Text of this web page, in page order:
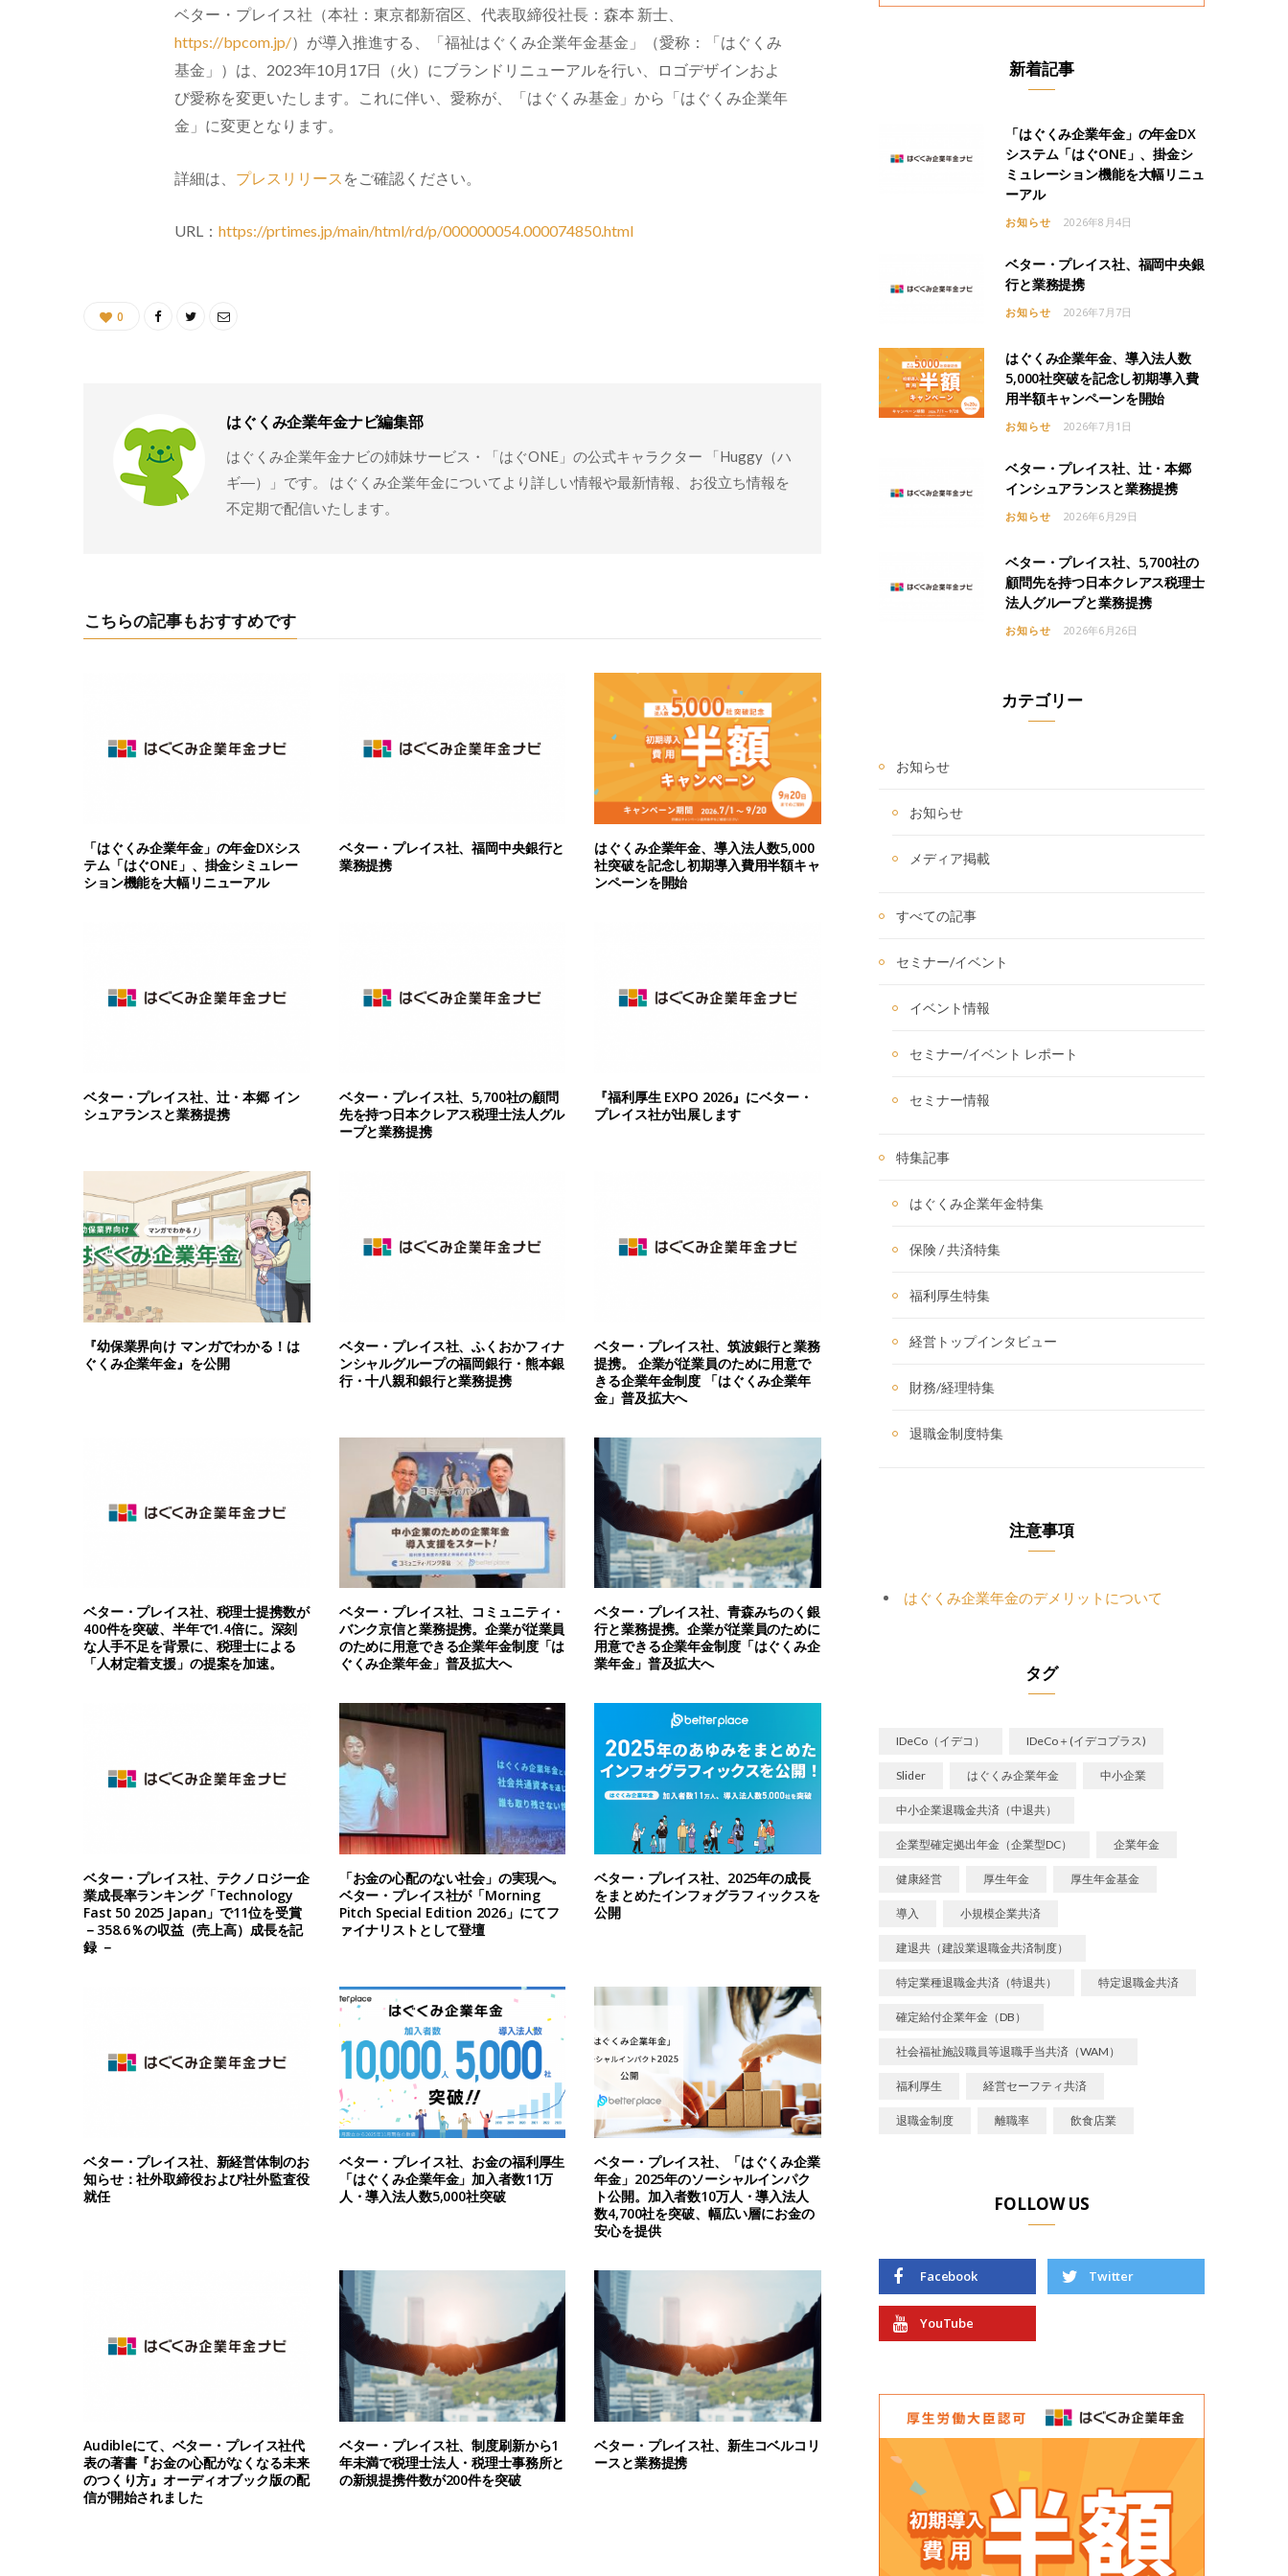
ベター・プレイス社（本社：東京都新宿区、代表取締役社長：森本 新士、
https://bpcom.jp/）が導入推進する、「福祉はぐくみ企業年金基金」（愛称：「はぐくみ
基金」）は、2023年10月17日（火）にブランドリニューアルを行い、ロゴデザインおよ
び愛称を変更いたします。これに伴い、愛称が、「はぐくみ基金」から「はぐくみ企業年
金」に変更となります。
詳細は、 プレスリリース をご確認ください。
URL： https://prtimes.jp/main/html/rd/p/000000054.000074850.html
0
はぐくみ企業年金ナビ編集部
はぐくみ企業年金ナビの姉妹サービス・「はぐONE」の公式キャラクター 「Huggy（ハ
ギ―）」です。 はぐくみ企業年金についてより詳しい情報や最新情報、お役立ち情報を
不定期で配信いたします。
こちらの記事もおすすめです
「はぐくみ企業年金」の年金DXシス
テム「はぐONE」、掛金シミュレー
ション機能を大幅リニューアル
ベター・プレイス社、福岡中央銀行と
業務提携
はぐくみ企業年金、導入法人数5,000
社突破を記念し初期導入費用半額キャ
ンペーンを開始
ベター・プレイス社、辻・本郷 イン
シュアランスと業務提携
ベター・プレイス社、5,700社の顧問
先を持つ日本クレアス税理士法人グル
ープと業務提携
『福利厚生 EXPO 2026』にベター・
プレイス社が出展します
『幼保業界向け マンガでわかる！は
ぐくみ企業年金』を公開
ベター・プレイス社、ふくおかフィナ
ンシャルグループの福岡銀行・熊本銀
行・十八親和銀行と業務提携
ベター・プレイス社、筑波銀行と業務
提携。 企業が従業員のために用意で
きる企業年金制度 「はぐくみ企業年
金」普及拡大へ
ベター・プレイス社、税理士提携数が
400件を突破、半年で1.4倍に。深刻
な人手不足を背景に、税理士による
「人材定着支援」の提案を加速。
ベター・プレイス社、コミュニティ・
バンク京信と業務提携。企業が従業員
のために用意できる企業年金制度「は
ぐくみ企業年金」普及拡大へ
ベター・プレイス社、青森みちのく銀
行と業務提携。企業が従業員のために
用意できる企業年金制度「はぐくみ企
業年金」普及拡大へ
ベター・プレイス社、テクノロジー企
業成長率ランキング「Technology
Fast 50 2025 Japan」で11位を受賞
－358.6％の収益（売上高）成長を記
録 －
「お金の心配のない社会」の実現へ。
ベター・プレイス社が「Morning
Pitch Special Edition 2026」にてフ
ァイナリストとして登壇
ベター・プレイス社、2025年の成長
をまとめたインフォグラフィックスを
公開
ベター・プレイス社、新経営体制のお
知らせ：社外取締役および社外監査役
就任
ベター・プレイス社、お金の福利厚生
「はぐくみ企業年金」加入者数11万
人・導入法人数5,000社突破
ベター・プレイス社、「はぐくみ企業
年金」2025年のソーシャルインパク
ト公開。加入者数10万人・導入法人
数4,700社を突破、幅広い層にお金の
安心を提供
Audibleにて、ベター・プレイス社代
表の著書『お金の心配がなくなる未来
のつくり方』オーディオブック版の配
信が開始されました
ベター・プレイス社、制度刷新から1
年未満で税理士法人・税理士事務所と
の新規提携件数が200件を突破
ベター・プレイス社、新生コベルコリ
ースと業務提携
新着記事
「はぐくみ企業年金」の年金DX
システム「はぐONE」、掛金シ
ミュレーション機能を大幅リニュ
ーアル
お知らせ 2026年8月4日
ベター・プレイス社、福岡中央銀
行と業務提携
お知らせ 2026年7月7日
はぐくみ企業年金、導入法人数
5,000社突破を記念し初期導入費
用半額キャンペーンを開始
お知らせ 2026年7月1日
ベター・プレイス社、辻・本郷
インシュアランスと業務提携
お知らせ 2026年6月29日
ベター・プレイス社、5,700社の
顧問先を持つ日本クレアス税理士
法人グループと業務提携
お知らせ 2026年6月26日
カテゴリー
お知らせ
お知らせ
メディア掲載
すべての記事
セミナー/イベント
イベント情報
セミナー/イベント レポート
セミナー情報
特集記事
はぐくみ企業年金特集
保険 / 共済特集
福利厚生特集
経営トップインタビュー
財務/経理特集
退職金制度特集
注意事項
はぐくみ企業年金のデメリットについて
タグ
IDeCo（イデコ） IDeCo＋(イデコプラス)
Slider はぐくみ企業年金 中小企業
中小企業退職金共済（中退共）
企業型確定拠出年金（企業型DC） 企業年金
健康経営 厚生年金 厚生年金基金
導入 小規模企業共済
建退共（建設業退職金共済制度）
特定業種退職金共済（特退共） 特定退職金共済
確定給付企業年金（DB）
社会福祉施設職員等退職手当共済（WAM）
福利厚生 経営セーフティ共済
退職金制度 離職率 飲食店業
FOLLOW US
Facebook Twitter
YouTube